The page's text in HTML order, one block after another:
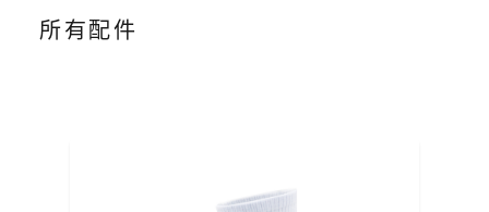
所有配件